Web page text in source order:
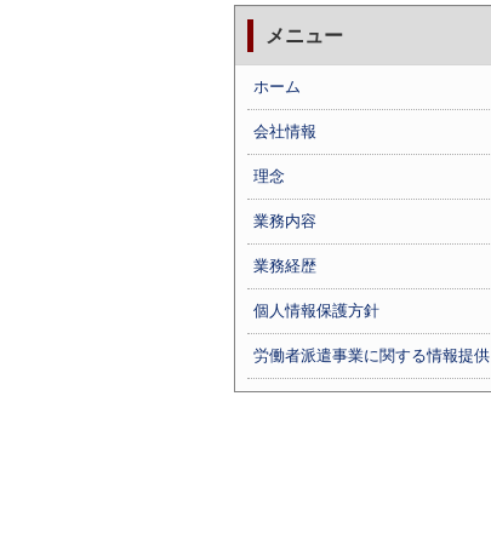
メニュー
ホーム
会社情報
理念
業務内容
業務経歴
個人情報保護方針
労働者派遣事業に関する情報提供